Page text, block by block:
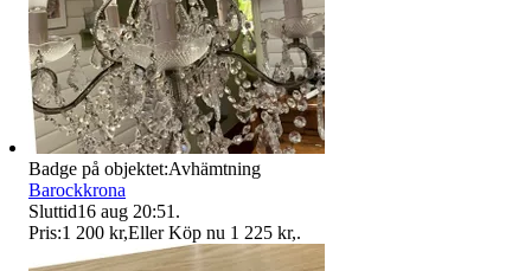
Badge på objektet:Avhämtning
Barockkrona
Sluttid16 aug 20:51 .
Pris:1 200 kr,Eller Köp nu 1 225 kr,.